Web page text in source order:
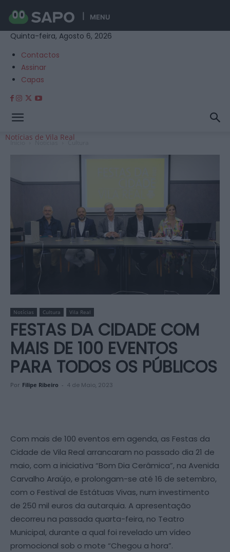
MENU
Quinta-feira, Agosto 6, 2026
Contactos
Assinar
Capas
Notícias de Vila Real
Início Notícias Cultura
Notícias Cultura Vila Real
FESTAS DA CIDADE COM
MAIS DE 100 EVENTOS
PARA TODOS OS PÚBLICOS
Por Filipe Ribeiro - 4 de Maio, 2023
Com mais de 100 eventos em agenda, as Festas da
Cidade de Vila Real arrancaram no passado dia 21 de
maio, com a iniciativa “Bom Dia Cerâmica”, na Avenida
Carvalho Araújo, e prolongam-se até 16 de setembro,
com o Festival de Estátuas Vivas, num investimento
de 250 mil euros da autarquia. A apresentação
decorreu na passada quarta-feira, no Teatro
Municipal, durante a qual foi revelado um vídeo
promocional sob o mote “Chegou a hora”.